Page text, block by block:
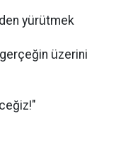
yürütmek
gerçeğin üzerini